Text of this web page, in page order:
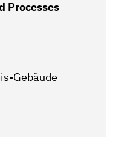
Processes
Gebäude